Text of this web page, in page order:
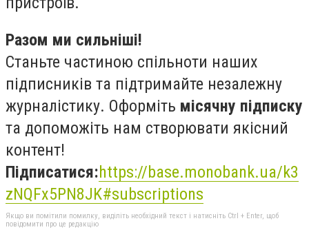
Разом ми сильніші!
Станьте частиною спільноти наших
підписників та підтримайте незалежну
журналістику. Оформіть місячну підписку
та допоможіть нам створювати якісний
контент!
Підписатися:https://base.monobank.ua/k3
zNQFx5PN8JK#subscriptions
Якщо ви помітили помилку, виділіть необхідний текст і натисніть Ctrl + Enter, щоб
повідомити про це редакцію